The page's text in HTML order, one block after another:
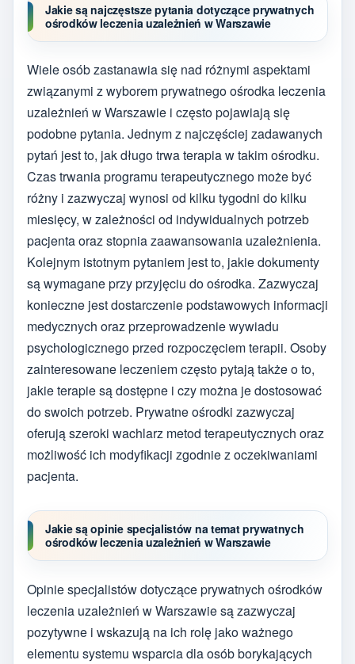
Jakie są najczęstsze pytania dotyczące prywatnych
ośrodków leczenia uzależnień w Warszawie
Wiele osób zastanawia się nad różnymi aspektami
związanymi z wyborem prywatnego ośrodka leczenia
uzależnień w Warszawie i często pojawiają się
podobne pytania. Jednym z najczęściej zadawanych
pytań jest to, jak długo trwa terapia w takim ośrodku.
Czas trwania programu terapeutycznego może być
różny i zazwyczaj wynosi od kilku tygodni do kilku
miesięcy, w zależności od indywidualnych potrzeb
pacjenta oraz stopnia zaawansowania uzależnienia.
Kolejnym istotnym pytaniem jest to, jakie dokumenty
są wymagane przy przyjęciu do ośrodka. Zazwyczaj
konieczne jest dostarczenie podstawowych informacji
medycznych oraz przeprowadzenie wywiadu
psychologicznego przed rozpoczęciem terapii. Osoby
zainteresowane leczeniem często pytają także o to,
jakie terapie są dostępne i czy można je dostosować
do swoich potrzeb. Prywatne ośrodki zazwyczaj
oferują szeroki wachlarz metod terapeutycznych oraz
możliwość ich modyfikacji zgodnie z oczekiwaniami
pacjenta.
Jakie są opinie specjalistów na temat prywatnych
ośrodków leczenia uzależnień w Warszawie
Opinie specjalistów dotyczące prywatnych ośrodków
leczenia uzależnień w Warszawie są zazwyczaj
pozytywne i wskazują na ich rolę jako ważnego
elementu systemu wsparcia dla osób borykających